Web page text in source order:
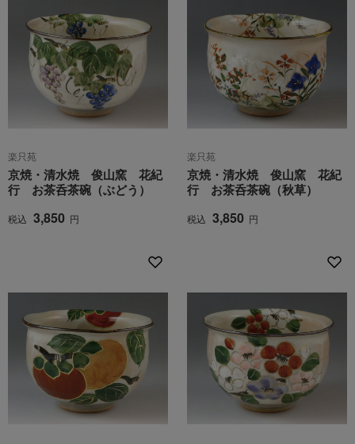
楽只苑
京焼・清水焼 俊山窯 花紀
行 お茶呑茶碗（ぶどう）
税込 3,850 円
楽只苑
京焼・清水焼 俊山窯 花紀
行 お茶呑茶碗（秋草）
税込 3,850 円